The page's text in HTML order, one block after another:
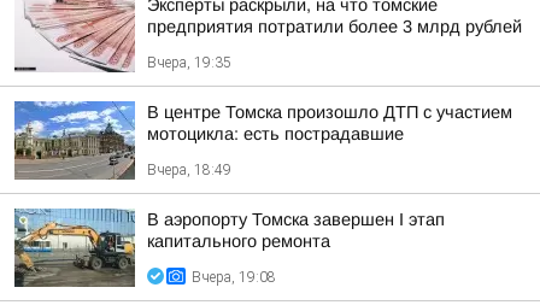
Эксперты раскрыли, на что томские
предприятия потратили более 3 млрд рублей
Вчера, 19:35
В центре Томска произошло ДТП с участием
мотоцикла: есть пострадавшие
Вчера, 18:49
В аэропорту Томска завершен I этап
капитального ремонта
Вчера, 19:08